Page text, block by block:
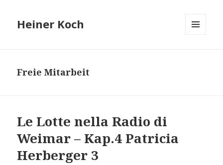
Heiner Koch
Freie Mitarbeit
Le Lotte nella Radio di
Weimar – Kap.4 Patricia
Herberger 3